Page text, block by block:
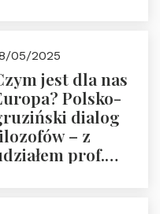
członek
Nagrody
Prezydenta
autorytet.
05/2025
jest dla nas
Polsko-
dialog
– z
prof.